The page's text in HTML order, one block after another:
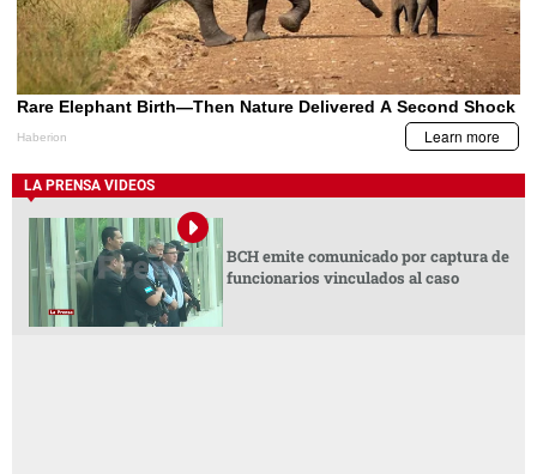
LA PRENSA VIDEOS
BCH emite comunicado por captura de
funcionarios vinculados al caso